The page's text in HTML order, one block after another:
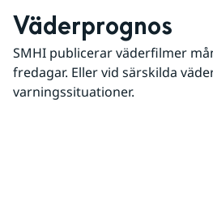
Väderprognos
SMHI publicerar väderfilmer
fredagar. Eller vid särskilda
varningssituationer.